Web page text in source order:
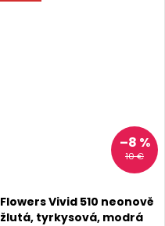
10 €
–8 %
Flowers Vivid 510 neonově
žlutá, tyrkysová, modrá